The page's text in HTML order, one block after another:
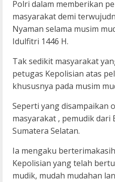
Polri dalam memberikan
masyarakat demi
Nyaman selama musim
Idulfitri 1446 H.
Tak sedikit masyarakat
petugas Kepolisian atas
khususnya pada musim
Seperti yang disampaikan
masyarakat , pemudik dari
Sumatera Selatan.
Ia mengaku
Kepolisian yang telah
mudik, mudah mudahan